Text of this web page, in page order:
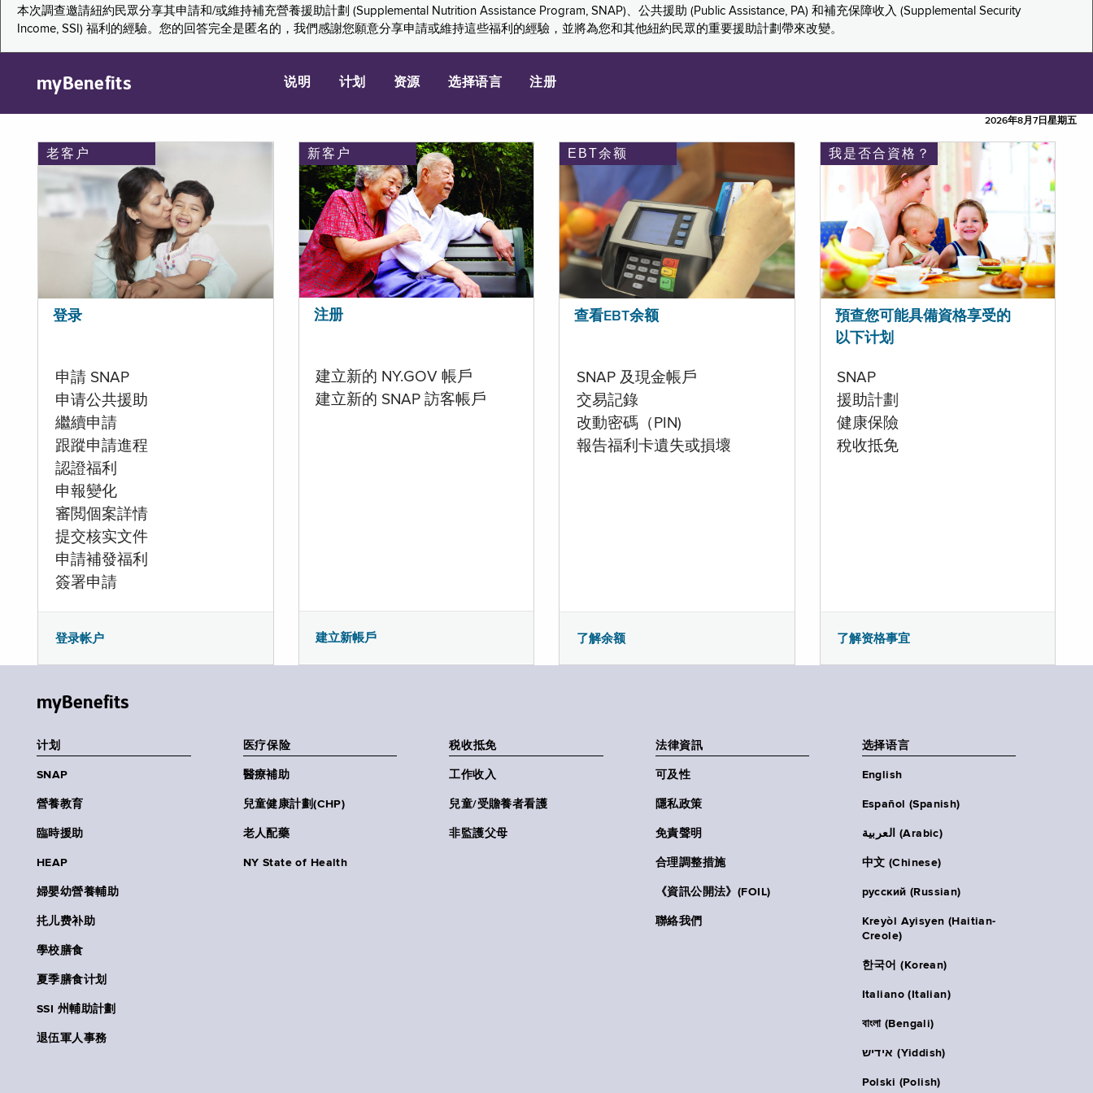
本次調查邀請紐約民眾分享其申請和/或維持補充營養援助計劃 (Supplemental Nutrition Assistance Program, SNAP)、公共援助 (Public Assistance, PA) 和補充保障收入 (Supplemental Security
Income, SSI) 福利的經驗。您的回答完全是匿名的，我們感謝您願意分享申請或維持這些福利的經驗，並將為您和其他紐約民眾的重要援助計劃帶來改變。
myBenefits 说明 计划 资源 选择语言 注册
2026年8月7日星期五
老客户
登录
申請 SNAP
申请公共援助
繼續申請
跟蹤申請進程
認證福利
申報變化
審閲個案詳情
提交核实文件
申請補發福利
簽署申請
登录帐户
新客户
注册
建立新的 NY.GOV 帳戶
建立新的 SNAP 訪客帳戶
建立新帳戶
EBT余额
查看EBT余额
SNAP 及現金帳戶
交易記錄
改動密碼（PIN)
報告福利卡遺失或損壞
了解余额
我是否合資格？
預查您可能具備資格享受的
以下计划
SNAP
援助計劃
健康保險
稅收抵免
了解资格事宜
myBenefits
计划
SNAP
營養教育
臨時援助
HEAP
婦嬰幼營養輔助
扥儿费补助
學校膳食
夏季膳食计划
SSI 州輔助計劃
退伍軍人事務
医疗保险
醫療補助
兒童健康計劃(CHP)
老人配藥
NY State of Health
税收抵免
工作收入
兒童/受贍養者看護
非監護父母
法律資訊
可及性
隱私政策
免責聲明
合理調整措施
《資訊公開法》(FOIL)
聯絡我們
选择语言
English
Español (Spanish)
العربية (Arabic)
中文 (Chinese)
русский (Russian)
Kreyòl Ayisyen (Haitian-
Creole)
한국어 (Korean)
Italiano (Italian)
বাংলা (Bengali)
אידיש (Yiddish)
Polski (Polish)